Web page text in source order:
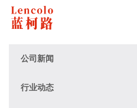
公司新闻
行业动态